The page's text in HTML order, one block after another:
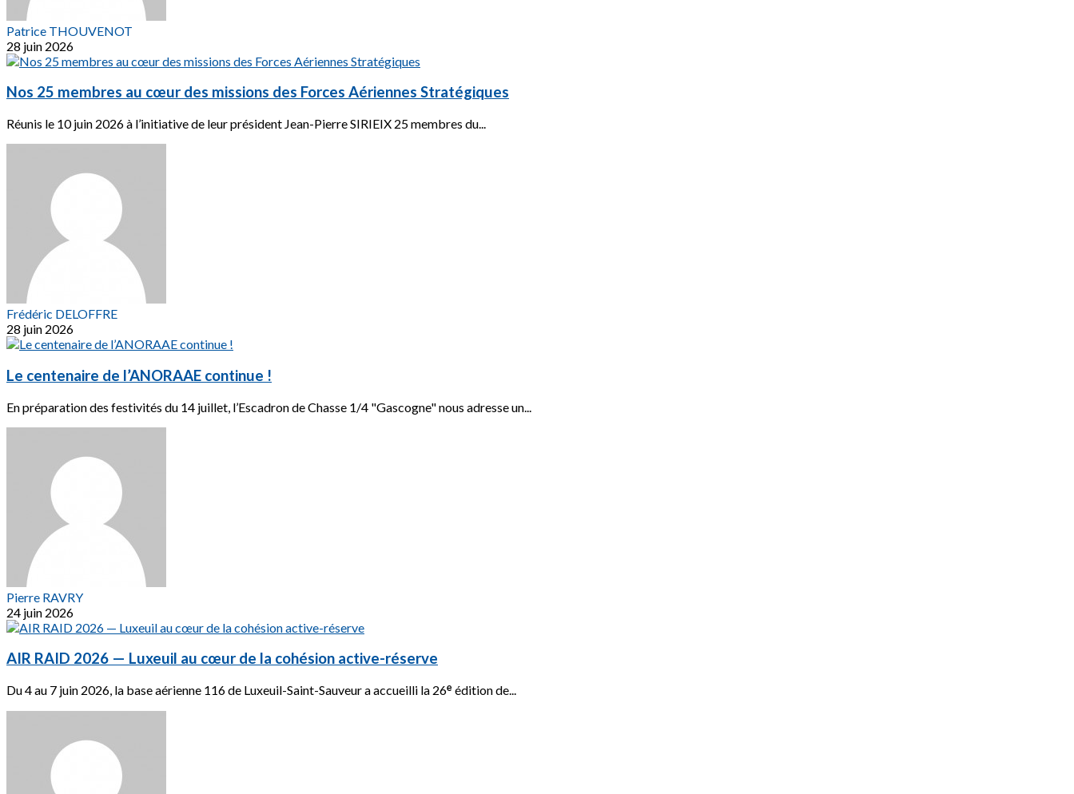
Patrice THOUVENOT
28 juin 2026
Nos 25 membres au cœur des missions des Forces Aériennes Stratégiques
Réunis le 10 juin 2026 à l’initiative de leur président Jean-Pierre SIRIEIX 25 membres du...
Frédéric DELOFFRE
28 juin 2026
Le centenaire de l’ANORAAE continue !
En préparation des festivités du 14 juillet, l’Escadron de Chasse 1/4 "Gascogne" nous adresse un...
Pierre RAVRY
24 juin 2026
AIR RAID 2026 — Luxeuil au cœur de la cohésion active-réserve
Du 4 au 7 juin 2026, la base aérienne 116 de Luxeuil-Saint-Sauveur a accueilli la 26ᵉ édition de...